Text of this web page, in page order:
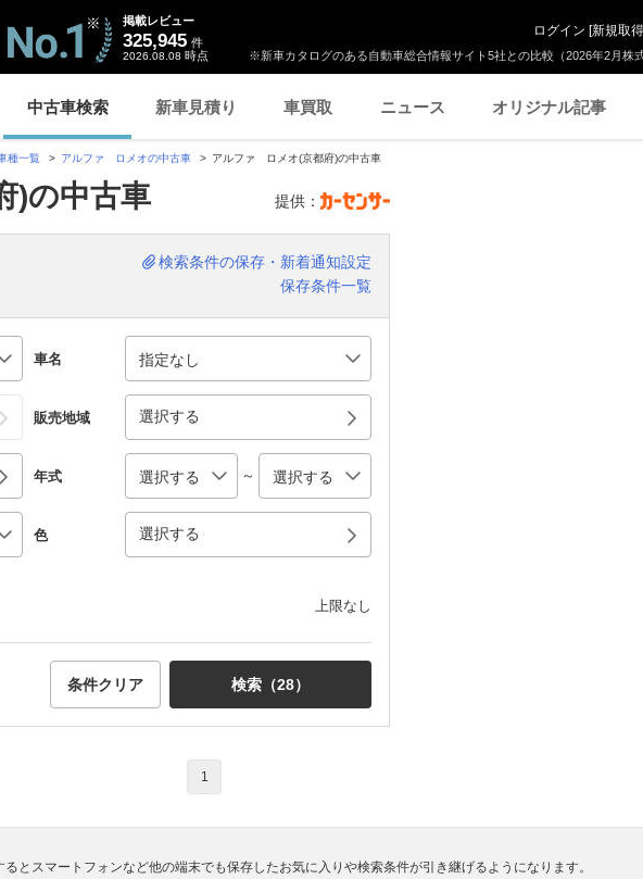
※新車カタログのある自動車総合情報サイト5社との比較（2026年2月株
掲載レビュー
325,945 件
2026.08.08 時点
ログイン [新規取得
中古車検索 新車見積り 車買取 ニュース オリジナル記事
種一覧 アルファ ロメオの中古車 アルファ ロメオ(京都府)の中古車
)の中古車 提供：
検索条件の保存・新着通知設定
保存条件一覧
車名
販売地域 選択する
年式 ～
色 選択する
上限なし
条件クリア 検索（28）
1
とスマートフォンなど他の端末でも保存したお気に入りや検索条件が引き継げるようになります。